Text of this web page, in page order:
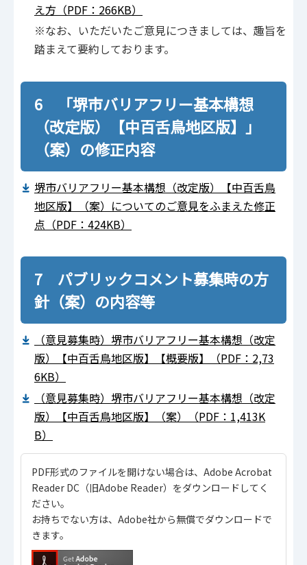
え方（PDF：266KB）
※なお、いただいたご意見につきましては、趣旨を
踏まえて要約しております。
6 「堺市バリアフリー基本構想
（改定版）【中百舌鳥地区版】」
（案）の修正内容
堺市バリアフリー基本構想（改定版）【中百舌鳥
地区版】（案）についてのご意見をふまえた修正
点（PDF：424KB）
7 パブリックコメント募集時の方
針（案）の内容等
（意見募集時）堺市バリアフリー基本構想（改定
版）【中百舌鳥地区版】【概要版】（PDF：2,73
6KB）
（意見募集時）堺市バリアフリー基本構想（改定
版）【中百舌鳥地区版】（案）（PDF：1,413K
B）
PDF形式のファイルを開けない場合は、Adobe Acrobat
Reader DC（旧Adobe Reader）をダウンロードしてく
ださい。
お持ちでない方は、Adobe社から無償でダウンロードで
きます。